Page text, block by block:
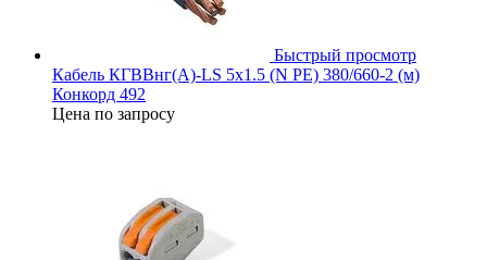
Быстрый просмотр
Кабель КГВВнг(А)-LS 5х1.5 (N PE) 380/660-2 (м)
Конкорд 492
Цена по запросу